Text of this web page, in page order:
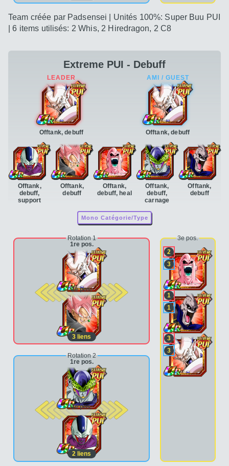
Team créée par Padsensei | Unités 100%: Super Buu PUI
| 6 items utilisés: 2 Whis, 2 Hiredragon, 2 C8
Extreme PUI - Debuff
Offtank, debuff
Offtank,
debuff,
support
Offtank,
debuff
Offtank,
debuff, heal
Offtank,
debuff,
carnage
Offtank,
debuff
Offtank, debuff
Mono Catégorie/Type
Rotation 1
1re pos.
2e pos.
3 liens
Rotation 2
1re pos.
2e pos.
2 liens
3e pos.
2
3
1
1
3
3